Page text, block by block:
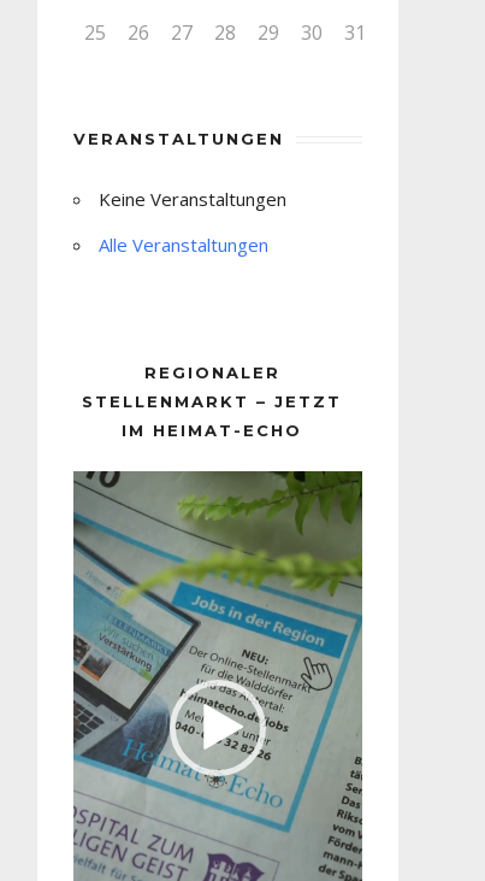
25
26 27 28 29 30 31
VERANSTALTUNGEN
Keine Veranstaltungen
Alle Veranstaltungen
REGIONALER
STELLENMARKT – JETZT
IM HEIMAT-ECHO
Player